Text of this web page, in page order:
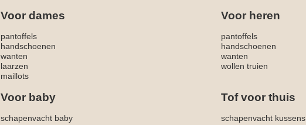
Voor dames Voor heren
pantoffels
pantoffels
handschoenen
handschoenen
wanten
wanten
laarzen
wollen truien
maillots
Voor baby Tof voor thuis
schapenvacht baby
schapenvacht kussens